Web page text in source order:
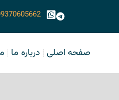
صفحه اصلی درباره ما